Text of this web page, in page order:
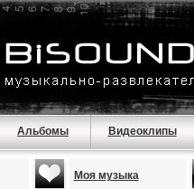
Альбомы Видеоклипы
Моя музыка